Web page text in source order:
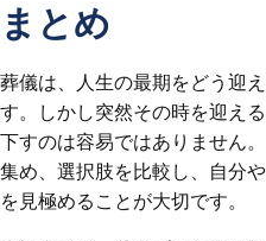
まとめ
葬儀は、人生の最期をどう迎
す。しかし突然その時を迎え
下すのは容易ではありません
集め、選択肢を比較し、自分
を見極めることが大切です。